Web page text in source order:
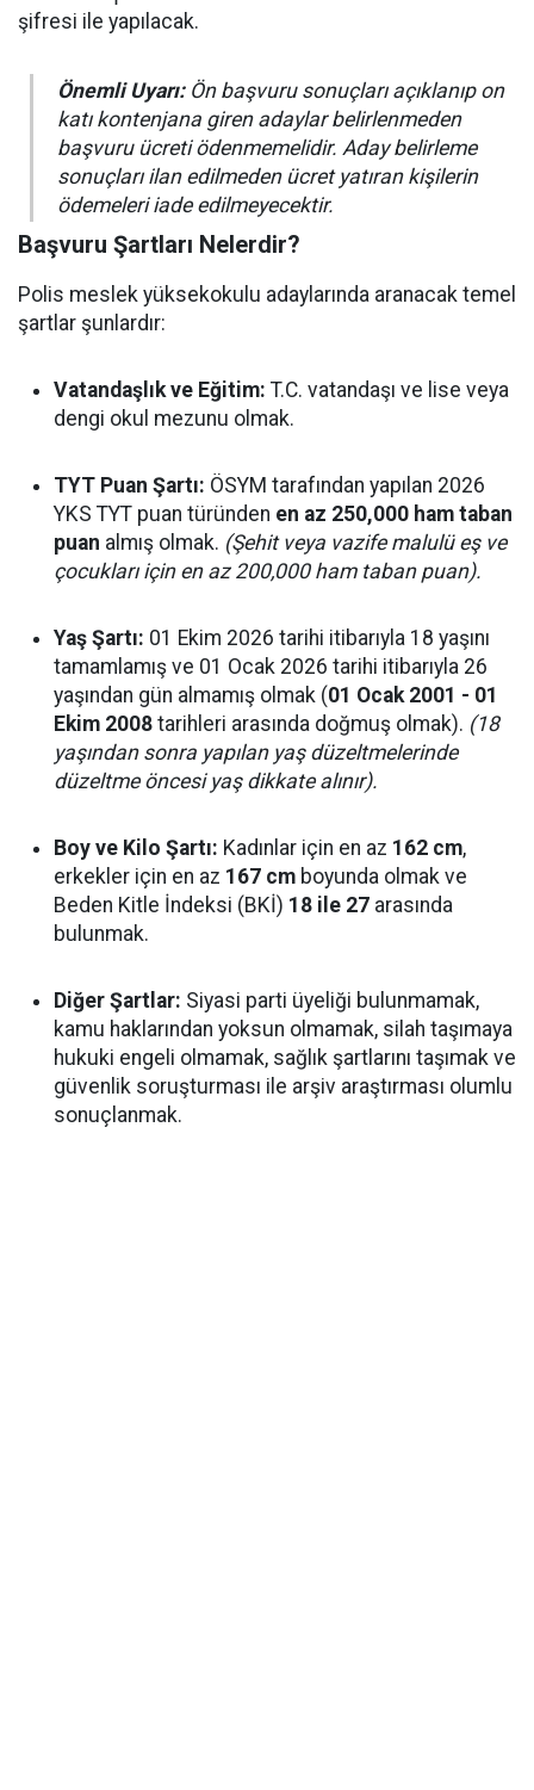
şifresi ile yapılacak.
Önemli Uyarı:Ön başvuru sonuçları açıklanıp on
katı kontenjana giren adaylar belirlenmeden
başvuru ücreti ödenmemelidir. Aday belirleme
sonuçları ilan edilmeden ücret yatıran kişilerin
ödemeleri iade edilmeyecektir.
Başvuru Şartları Nelerdir?
Polis meslek yüksekokulu adaylarında aranacak temel
şartlar şunlardır:
Vatandaşlık ve Eğitim: T.C. vatandaşı ve lise veya
dengi okul mezunu olmak.
TYT Puan Şartı: ÖSYM tarafından yapılan 2026
YKS TYT puan türünden en az 250,000 ham taban
puan almış olmak. (Şehit veya vazife malulü eş ve
çocukları için en az 200,000 ham taban puan).
Yaş Şartı: 01 Ekim 2026 tarihi itibarıyla 18 yaşını
tamamlamış ve 01 Ocak 2026 tarihi itibarıyla 26
yaşından gün almamış olmak (01 Ocak 2001 - 01
Ekim 2008 tarihleri arasında doğmuş olmak). (18
yaşından sonra yapılan yaş düzeltmelerinde
düzeltme öncesi yaş dikkate alınır).
Boy ve Kilo Şartı: Kadınlar için en az 162 cm,
erkekler için en az 167 cm boyunda olmak ve
Beden Kitle İndeksi (BKİ) 18 ile 27 arasında
bulunmak.
Diğer Şartlar: Siyasi parti üyeliği bulunmamak,
kamu haklarından yoksun olmamak, silah taşımaya
hukuki engeli olmamak, sağlık şartlarını taşımak ve
güvenlik soruşturması ile arşiv araştırması olumlu
sonuçlanmak.